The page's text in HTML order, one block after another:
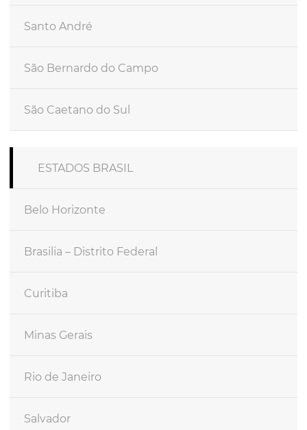
Santo André
São Bernardo do Campo
São Caetano do Sul
ESTADOS BRASIL
Belo Horizonte
Brasilia – Distrito Federal
Curitiba
Minas Gerais
Rio de Janeiro
Salvador